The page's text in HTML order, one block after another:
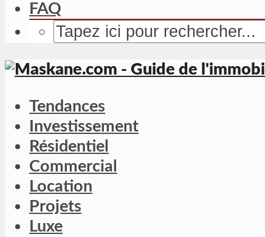
FAQ
Tendances
Investissement
Résidentiel
Commercial
Location
Projets
Luxe